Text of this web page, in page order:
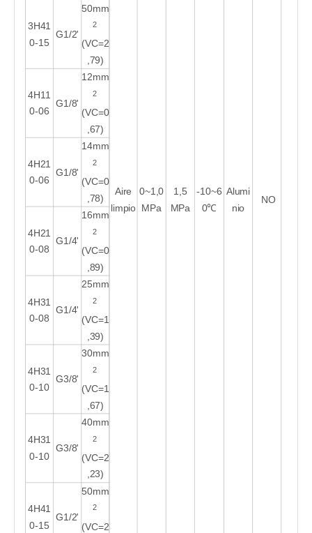
Aire
limpio
0~1,0
MPa
1,5
MPa
-10~6
0℃
Alumi
nio
NO
3H41
0-15
G1/2'
50mm
2
(VC=2
,79)
4H11
0-06
G1/8'
12mm
2
(VC=0
,67)
4H21
0-06
G1/8'
14mm
2
(VC=0
,78)
4H21
0-08
G1/4'
16mm
2
(VC=0
,89)
4H31
0-08
G1/4'
25mm
2
(VC=1
,39)
4H31
0-10
G3/8'
30mm
2
(VC=1
,67)
4H31
0-10
G3/8'
40mm
2
(VC=2
,23)
4H41
0-15
G1/2'
50mm
2
(VC=2